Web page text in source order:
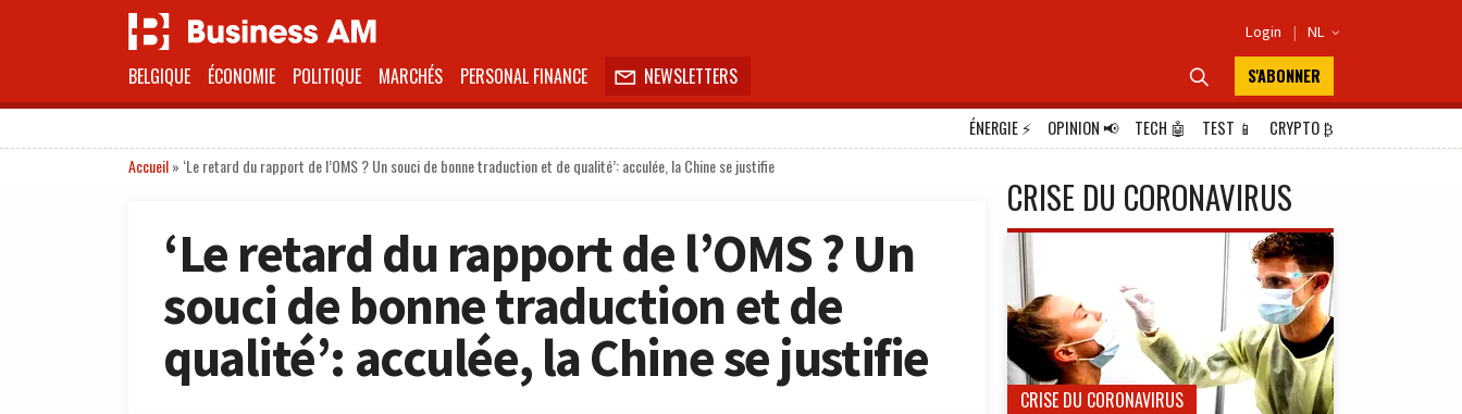
Login | NL 
BELGIQUE ÉCONOMIE POLITIQUE MARCHÉS PERSONAL FINANCE  NEWSLETTERS  S'ABONNER
ÉNERGIE⚡ OPINION📢 TECH 🤖 TEST 📱 CRYPTO₿
Accueil» ‘Le retard du rapport de l’OMS ? Un souci de bonne traduction et de qualité’: acculée, la Chine se justifie
‘Le retard du rapport de l’OMS ? Un
souci de bonne traduction et de
qualité’: acculée, la Chine se justifie
CRISE DU CORONAVIRUS
CRISE DU CORONAVIRUS